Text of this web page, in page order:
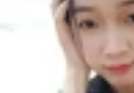
Đánh Giá - Trên Tay So
Thủ thuậtHỏi đápApp - Game
hàng - Sự kiện
Galaxy A91 chuẩn bị
chứng nhận BIS tại Ấn
Nguyễn Phan Thảo Nguyên